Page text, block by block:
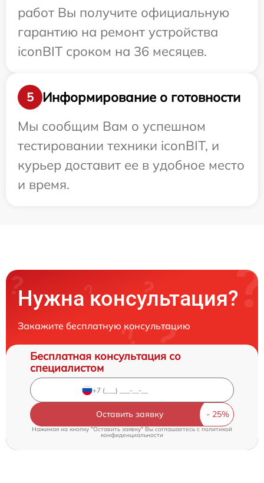
работ Вы получите официальную
гарантию на ремонт устройства
iconBIT сроком на 36 месяцев.
5
Информирование о готовности
Мы сообщим Вам о успешном
тестировании техники iconBIT, и
курьер доставит ее в удобное место
и время.
Нужна консультация?
Закажите бесплатную консультацию
Бесплатная консультация со
специалистом
Оставить заявку
Нажимая на кнопку "Оставить заявку" Вы соглашаетесь c политикой
конфиденциальности